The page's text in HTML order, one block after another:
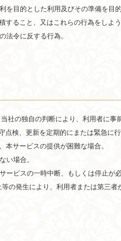
を目的とした利用及びその準備を目
ること、又はこれらの行為をしよう
法令に反する行為。
社の独自の判断により、利用者に
検、更新を定期的にまたは緊急に行
サービスの提供が困難な場合。
い場合。
ービスの一時中断、もしくは停止が
の発生により、利用者または第三